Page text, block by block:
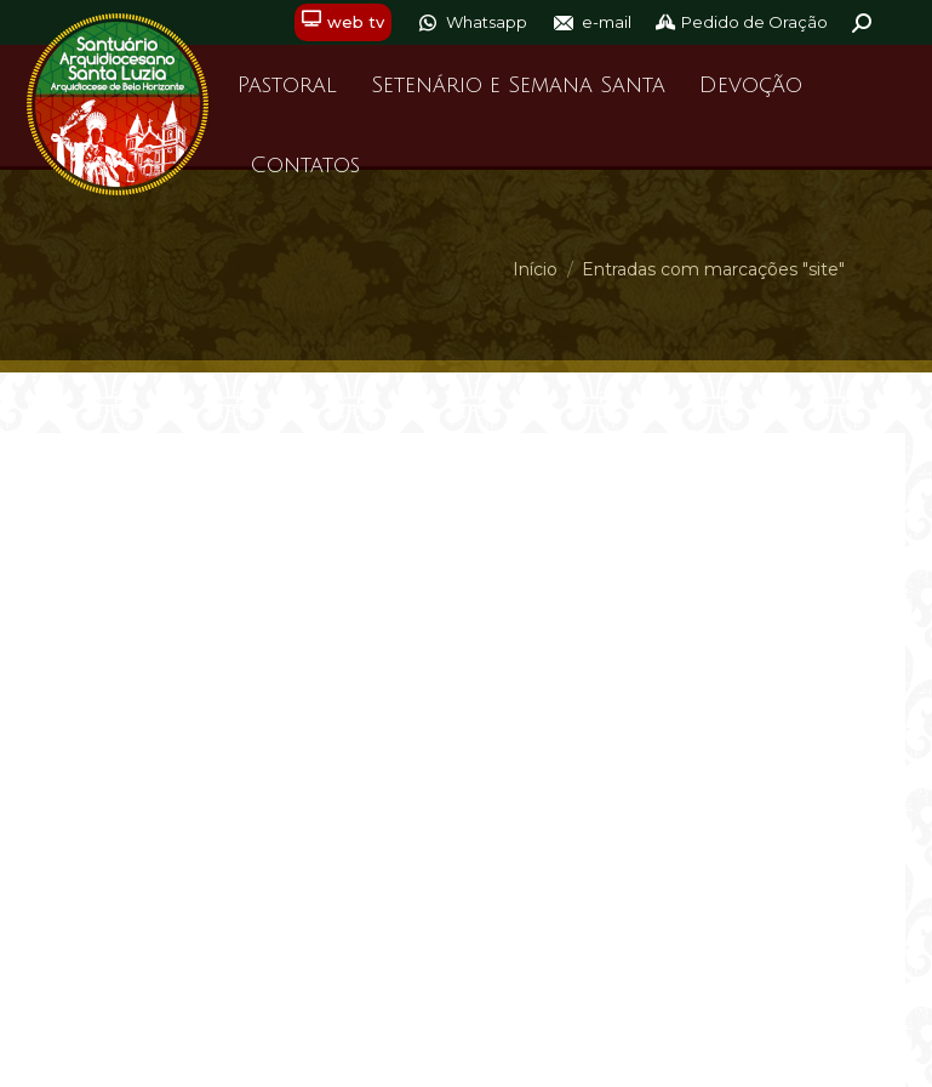
web tv Whatsapp e-mail Pedido de Oração Buscar
Pastoral Setenário e Semana Santa Devoção
Contatos
Você está aqui:
Início Entradas com marcações "site"